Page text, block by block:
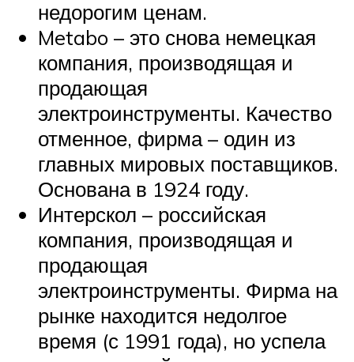
недорогим ценам.
Metabo – это снова немецкая
компания, производящая и
продающая
электроинструменты. Качество
отменное, фирма – один из
главных мировых поставщиков.
Основана в 1924 году.
Интерскол – российская
компания, производящая и
продающая
электроинструменты. Фирма на
рынке находится недолгое
время (с 1991 года), но успела